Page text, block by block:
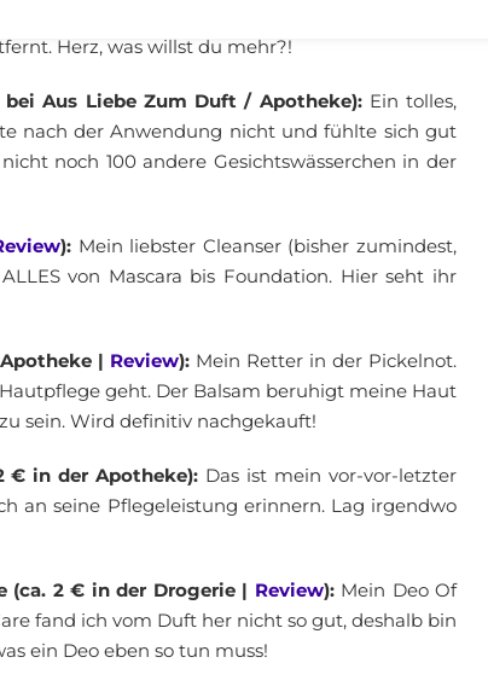
Augenmakeup Reste nach meinem Cleanser.
Herz, was willst du mehr?!
bei Aus Liebe Zum Duft / Apotheke): Ein tolles,
nach der Anwendung nicht und fühlte sich gut
noch 100 andere Gesichtswässerchen in der
): Mein liebster Cleanser (bisher zumindest,
von Mascara bis Foundation. Hier seht ihr
| Review): Mein Retter in der Pickelnot.
geht. Der Balsam beruhigt meine Haut
sein. Wird definitiv nachgekauft!
€ in der Apotheke): Das ist mein vor-vor-letzter
an seine Pflegeleistung erinnern. Lag irgendwo
(ca. 2 € in der Drogerie | Review): Mein Deo Of
fand ich vom Duft her nicht so gut, deshalb bin
ein Deo eben so tun muss!